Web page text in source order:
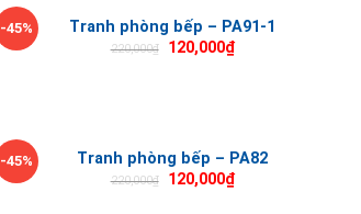
-45% Tranh phòng bếp – PA91-1
220,000₫ 120,000₫
-45% Tranh phòng bếp – PA82
220,000₫ 120,000₫